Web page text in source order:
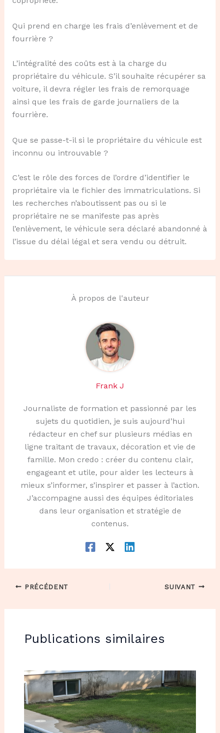
Qui prend en charge les frais d’enlèvement et de
fourrière ?
L’intégralité des coûts est à la charge du
propriétaire du véhicule. S’il souhaite récupérer sa
voiture, il devra régler les frais de remorquage
ainsi que les frais de garde journaliers de la
fourrière.
Que se passe-t-il si le propriétaire du véhicule est
inconnu ou introuvable ?
C’est le rôle des forces de l’ordre d’identifier le
propriétaire via le fichier des immatriculations. Si
les recherches n’aboutissent pas ou si le
propriétaire ne se manifeste pas après
l’enlèvement, le véhicule sera déclaré abandonné à
l’issue du délai légal et sera vendu ou détruit.
À propos de l'auteur
Frank J
Journaliste de formation et passionné par les
sujets du quotidien, je suis aujourd’hui
rédacteur en chef sur plusieurs médias en
ligne traitant de travaux, décoration et vie de
famille. Mon credo : créer du contenu clair,
engageant et utile, pour aider les lecteurs à
mieux s’informer, s’inspirer et passer à l’action.
J’accompagne aussi des équipes éditoriales
dans leur organisation et stratégie de
contenus.
PRÉCÉDENT SUIVANT
Publications similaires